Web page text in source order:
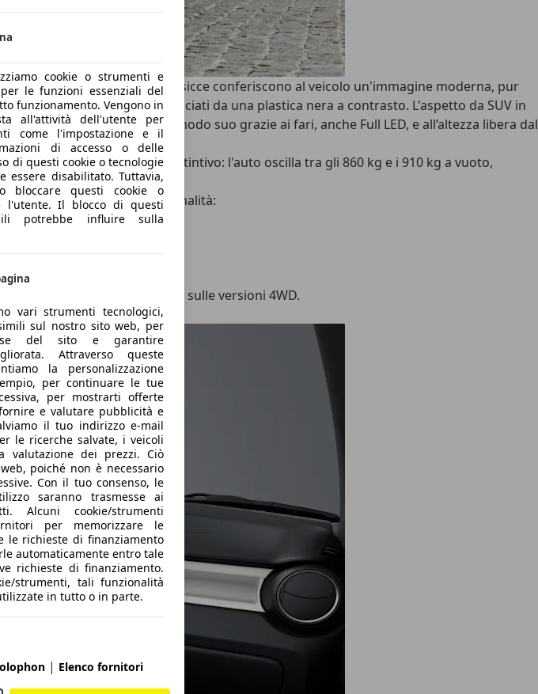
cookie o strumenti e
le funzioni essenziali del
funzionamento. Vengono in
all'attività dell'utente per
come l'impostazione e il
di accesso o delle
di questi cookie o tecnologie
essere disabilitato. Tuttavia,
bloccare questi cookie o
l'utente. Il blocco di questi
potrebbe influire sulla
vari strumenti tecnologici,
sul nostro sito web, per
del sito e garantire
Attraverso queste
la personalizzazione
per continuare le tue
per mostrarti offerte
e valutare pubblicità e
il tuo indirizzo e-mail
le ricerche salvate, i veicoli
valutazione dei prezzi. Ciò
poiché non è necessario
Con il tuo consenso, le
saranno trasmesse ai
Alcuni cookie/strumenti
per memorizzare le
le richieste di finanziamento
automaticamente entro tale
richieste di finanziamento.
strumenti, tali funzionalità
in tutto o in parte.
| Elenco fornitori
e fangosi. Le sue linee massicce conferiscono al veicolo un'immagine moderna, pur
e fendinebbia incorniciati da una plastica nera a contrasto. L'aspetto da SUV in
off-road. Personalità a modo suo grazie ai fari, anche Full LED, e all’altezza libera dal
. Il peso è un altro tratto distintivo: l'auto oscilla tra gli 860 kg e i 910 kg a vuoto,
esterni minimi e funzionalità:
capacità (204-319/1.086 litri) sulle versioni 4WD.